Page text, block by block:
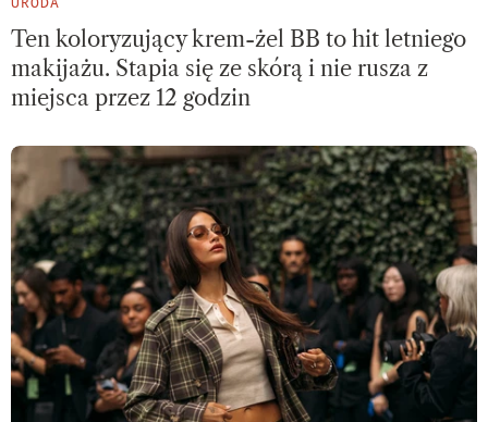
Ten koloryzujący krem-żel BB to hit letniego
makijażu. Stapia się ze skórą i nie rusza z
miejsca przez 12 godzin